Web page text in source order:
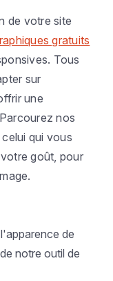
de votre site
gratuits
Tous
sur
une
nos
qui vous
goût, pour
de
notre outil de